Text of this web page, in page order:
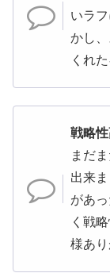
いラ
かし
くれ
戦略性
まだ
出来
があ
く戦
様あり